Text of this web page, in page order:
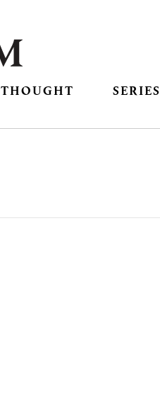
THOUGHT SERIES